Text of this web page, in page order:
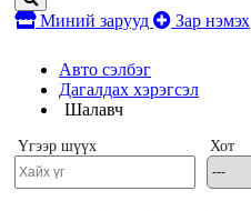
Миний зарууд Зар нэмэх
Авто сэлбэг
Дагалдах хэрэгсэл
Шалавч
Үгээр шүүх
Хот